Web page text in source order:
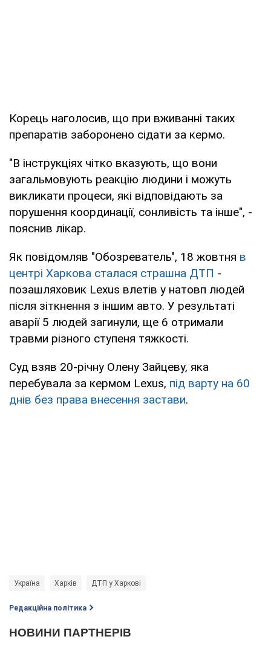
Корець наголосив, що при вживанні таких
препаратів заборонено сідати за кермо.
"В інструкціях чітко вказують, що вони
загальмовують реакцію людини і можуть
викликати процеси, які відповідають за
порушення координації, сонливість та інше", -
пояснив лікар.
Як повідомляв "Обозреватель", 18 жовтня в
центрі Харкова сталася страшна ДТП -
позашляховик Lexus влетів у натовп людей
після зіткнення з іншим авто. У результаті
аварії 5 людей загинули, ще 6 отримали
травми різного ступеня тяжкості.
Суд взяв 20-річну Олену Зайцеву, яка
перебувала за кермом Lexus, під варту на 60
днів без права внесення застави.
Україна Харків ДТП у Харкові
Редакційна політика